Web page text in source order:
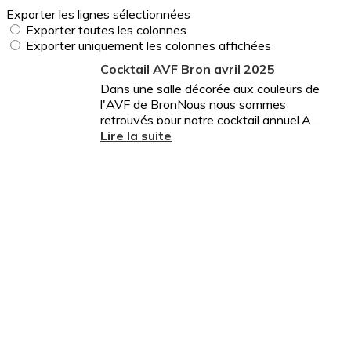
Exporter les lignes sélectionnées
Exporter toutes les colonnes
Exporter uniquement les colonnes affichées
Cocktail AVF Bron avril 2025
Dans une salle décorée aux couleurs de
l'AVF de BronNous nous sommes
retrouvés pour notre cocktail annuel.A
l’arrivée chacun a pu admirer les
Lire la suite